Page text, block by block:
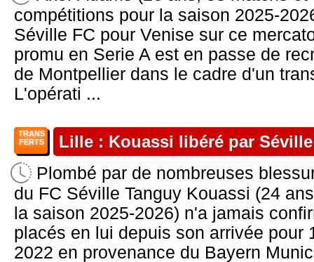
compétitions pour la saison 2025-
Séville FC pour Venise sur ce
promu en Serie A est en passe de
de Montpellier dans le cadre d'un
L'opérati ...
TRANS
FERTS
Lille : Kouassi libéré par
Plombé par de nombreuses
du FC Séville Tanguy Kouassi (24
la saison 2025-2026) n'a jamais
placés en lui depuis son arrivée pour
2022 en provenance du Bayern